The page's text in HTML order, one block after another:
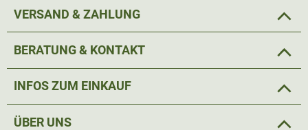
VERSAND & ZAHLUNG
BERATUNG & KONTAKT
INFOS ZUM EINKAUF
ÜBER UNS